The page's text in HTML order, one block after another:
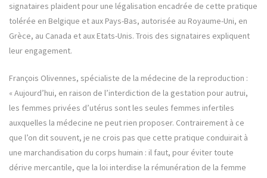
signataires plaident pour une légalisation encadrée de cette pratique
tolérée en Belgique et aux Pays-Bas, autorisée au Royaume-Uni, en
Grèce, au Canada et aux Etats-Unis. Trois des signataires expliquent
leur engagement.
François Olivennes, spécialiste de la médecine de la reproduction :
« Aujourd’hui, en raison de l’interdiction de la gestation pour autrui,
les femmes privées d’utérus sont les seules femmes infertiles
auxquelles la médecine ne peut rien proposer. Contrairement à ce
que l’on dit souvent, je ne crois pas que cette pratique conduirait à
une marchandisation du corps humain : il faut, pour éviter toute
dérive mercantile, que la loi interdise la rémunération de la femme